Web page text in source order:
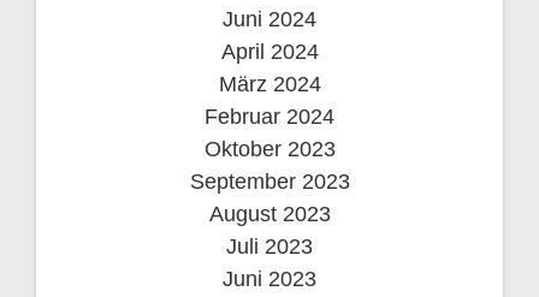
Juni 2024
April 2024
März 2024
Februar 2024
Oktober 2023
September 2023
August 2023
Juli 2023
Juni 2023